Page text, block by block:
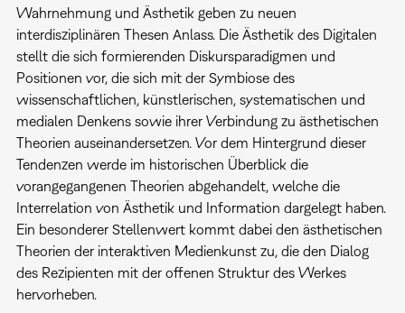
Wahrnehmung und Ästhetik geben zu neuen
interdisziplinären Thesen Anlass. Die Ästhetik des Digitalen
stellt die sich formierenden Diskursparadigmen und
Positionen vor, die sich mit der Symbiose des
wissenschaftlichen, künstlerischen, systematischen und
medialen Denkens sowie ihrer Verbindung zu ästhetischen
Theorien auseinandersetzen. Vor dem Hintergrund dieser
Tendenzen werde im historischen Überblick die
vorangegangenen Theorien abgehandelt, welche die
Interrelation von Ästhetik und Information dargelegt haben.
Ein besonderer Stellenwert kommt dabei den ästhetischen
Theorien der interaktiven Medienkunst zu, die den Dialog
des Rezipienten mit der offenen Struktur des Werkes
hervorheben.